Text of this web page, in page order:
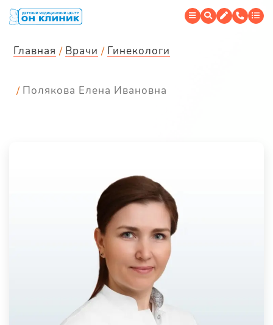
Главная Врачи Гинекологи
Полякова Елена Ивановна